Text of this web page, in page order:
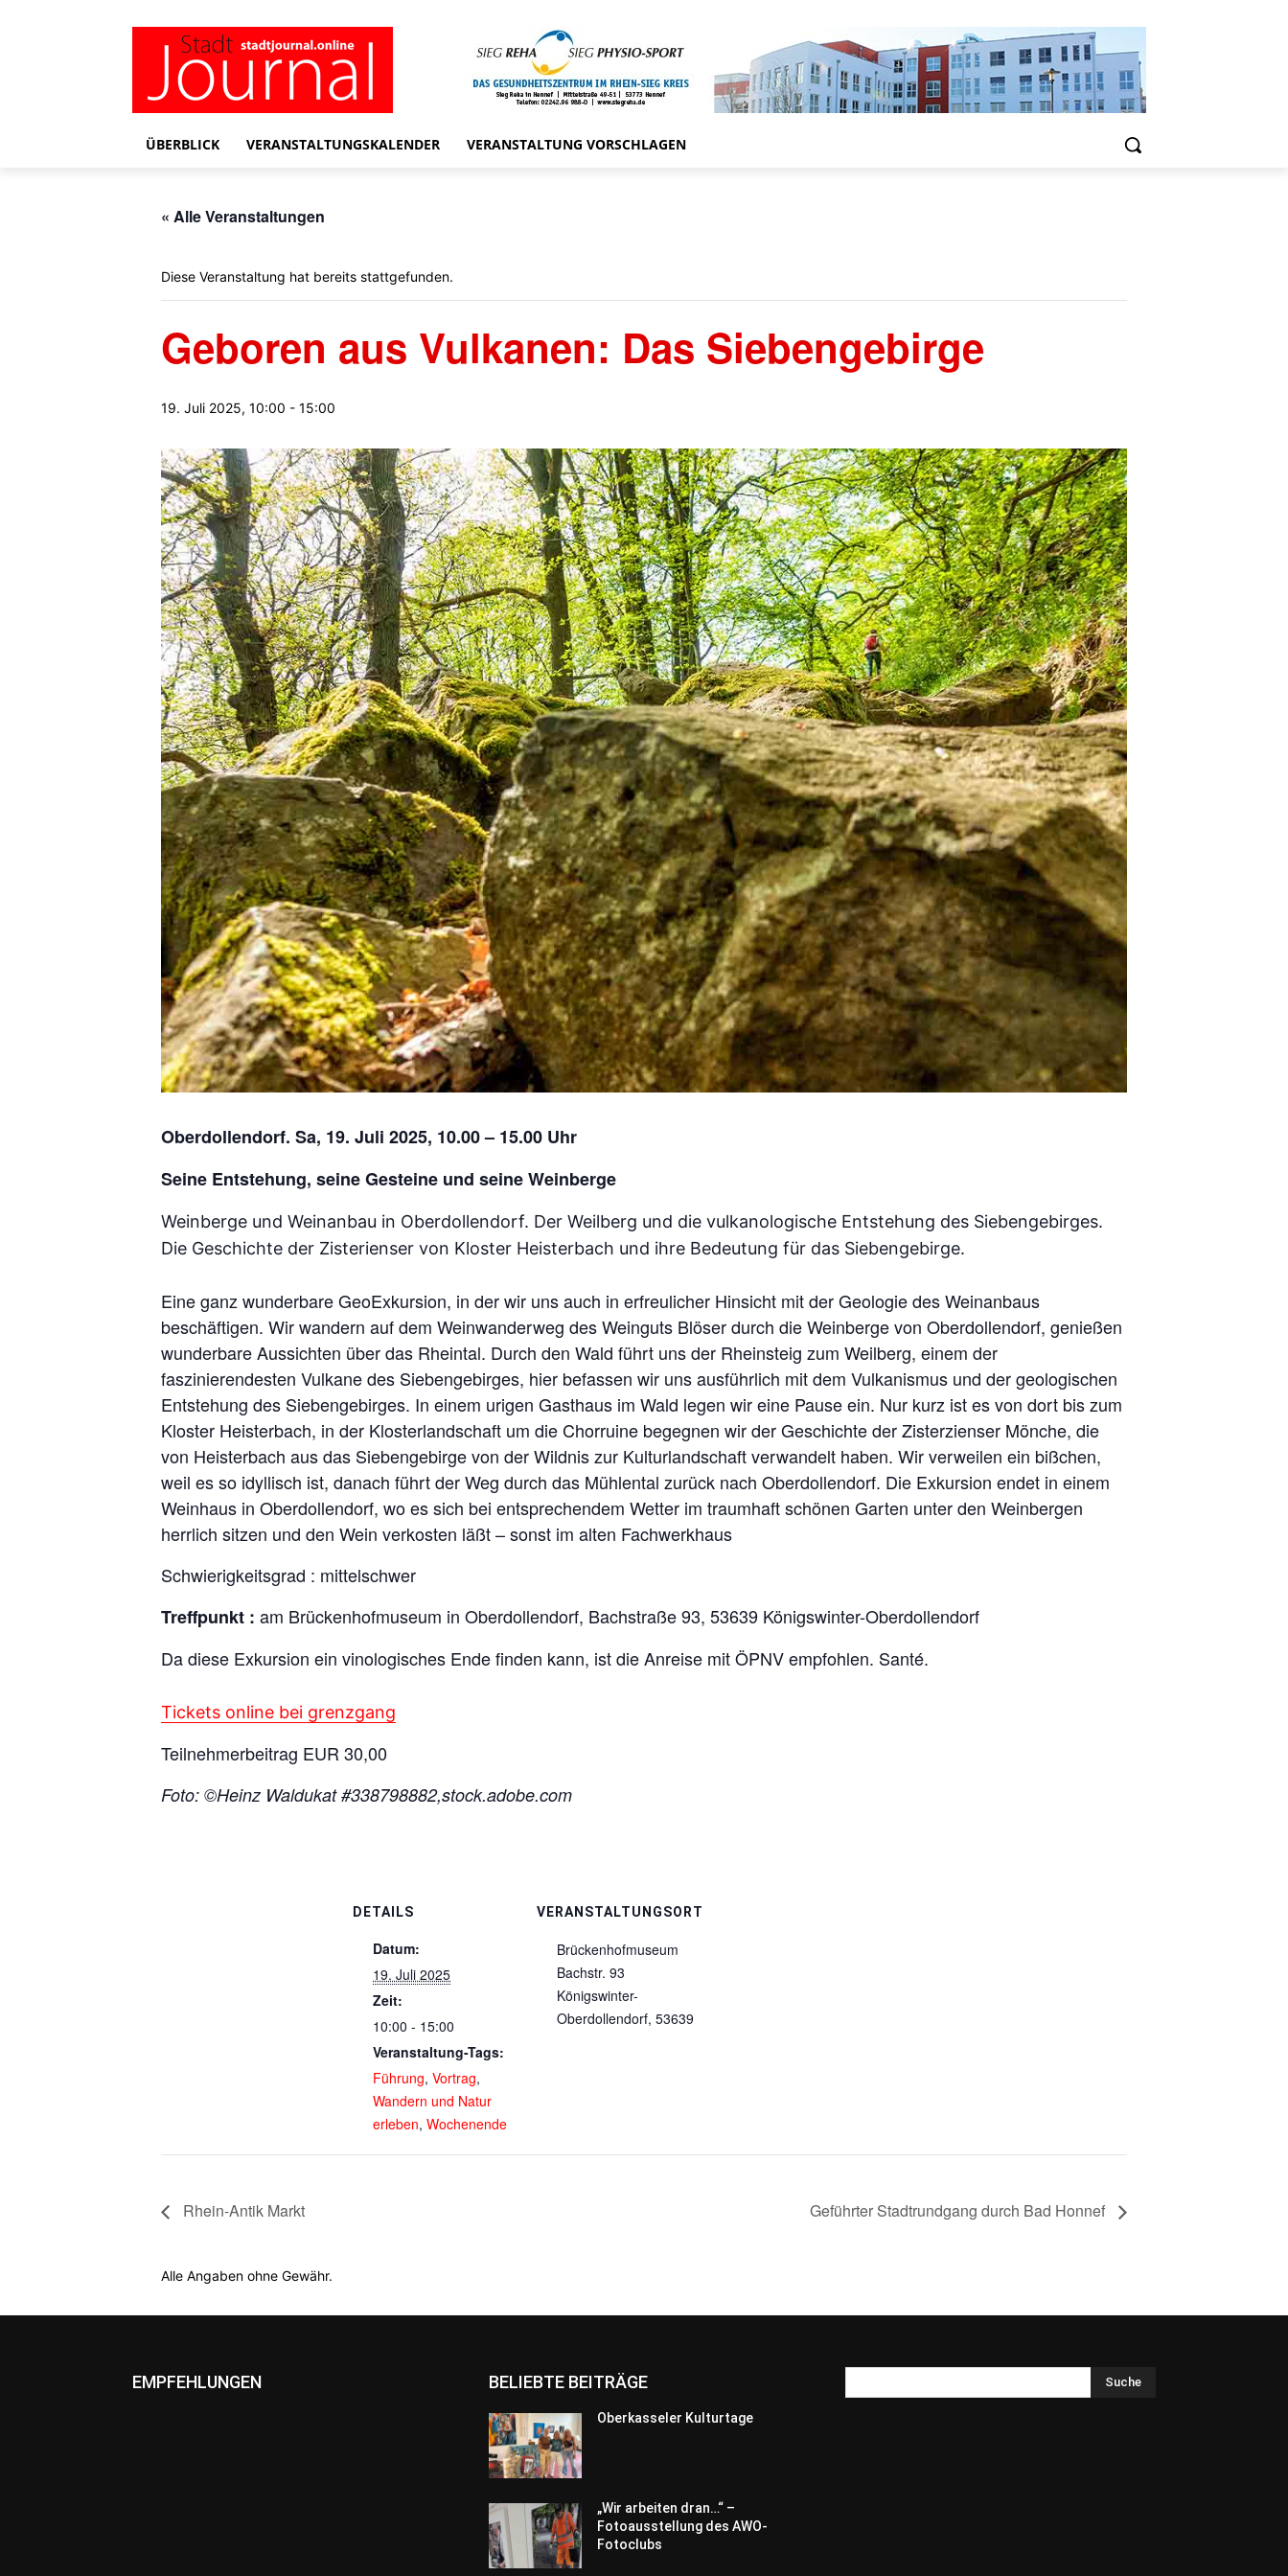
ÜBERBLICK VERANSTALTUNGSKALENDER VERANSTALTUNG VORSCHLAGEN
« Alle Veranstaltungen
Diese Veranstaltung hat bereits stattgefunden.
Geboren aus Vulkanen: Das Siebengebirge
19. Juli 2025, 10:00 - 15:00
Oberdollendorf. Sa, 19. Juli 2025, 10.00 – 15.00 Uhr
Seine Entstehung, seine Gesteine und seine Weinberge
Weinberge und Weinanbau in Oberdollendorf. Der Weilberg und die vulkanologische Entstehung des Siebengebirges.
Die Geschichte der Zisterienser von Kloster Heisterbach und ihre Bedeutung für das Siebengebirge.
Eine ganz wunderbare GeoExkursion, in der wir uns auch in erfreulicher Hinsicht mit der Geologie des Weinanbaus
beschäftigen. Wir wandern auf dem Weinwanderweg des Weinguts Blöser durch die Weinberge von Oberdollendorf, genießen
wunderbare Aussichten über das Rheintal. Durch den Wald führt uns der Rheinsteig zum Weilberg, einem der
faszinierendesten Vulkane des Siebengebirges, hier befassen wir uns ausführlich mit dem Vulkanismus und der geologischen
Entstehung des Siebengebirges. In einem urigen Gasthaus im Wald legen wir eine Pause ein. Nur kurz ist es von dort bis zum
Kloster Heisterbach, in der Klosterlandschaft um die Chorruine begegnen wir der Geschichte der Zisterzienser Mönche, die
von Heisterbach aus das Siebengebirge von der Wildnis zur Kulturlandschaft verwandelt haben. Wir verweilen ein bißchen,
weil es so idyllisch ist, danach führt der Weg durch das Mühlental zurück nach Oberdollendorf. Die Exkursion endet in einem
Weinhaus in Oberdollendorf, wo es sich bei entsprechendem Wetter im traumhaft schönen Garten unter den Weinbergen
herrlich sitzen und den Wein verkosten läßt – sonst im alten Fachwerkhaus
Schwierigkeitsgrad : mittelschwer
Treffpunkt : am Brückenhofmuseum in Oberdollendorf, Bachstraße 93, 53639 Königswinter-Oberdollendorf
Da diese Exkursion ein vinologisches Ende finden kann, ist die Anreise mit ÖPNV empfohlen. Santé.
Tickets online bei grenzgang
Teilnehmerbeitrag EUR 30,00
Foto: ©Heinz Waldukat #338798882,stock.adobe.com
DETAILS
Datum:
19. Juli 2025
Zeit:
10:00 - 15:00
Veranstaltung-Tags:
Führung, Vortrag,
Wandern und Natur
erleben, Wochenende
VERANSTALTUNGSORT
Brückenhofmuseum
Bachstr. 93
Königswinter-
Oberdollendorf, 53639
Rhein-Antik Markt Geführter Stadtrundgang durch Bad Honnef
Alle Angaben ohne Gewähr.
EMPFEHLUNGEN BELIEBTE BEITRÄGE
Oberkasseler Kulturtage
„Wir arbeiten dran…“ –
Fotoausstellung des AWO-
Fotoclubs
Suche